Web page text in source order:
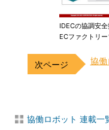
IDECの協調安
ECファクトリ
協
協働ロボット 連載一